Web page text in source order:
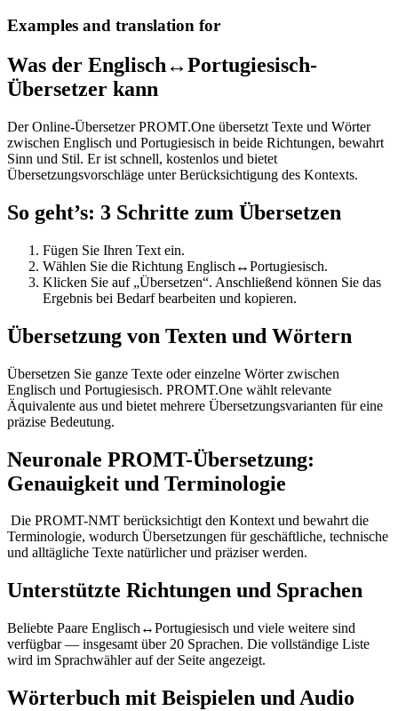
Examples and translation for
Was der Englisch↔Portugiesisch-
Übersetzer kann
Der Online-Übersetzer PROMT.One übersetzt Texte und Wörter
zwischen Englisch und Portugiesisch in beide Richtungen, bewahrt
Sinn und Stil. Er ist schnell, kostenlos und bietet
Übersetzungsvorschläge unter Berücksichtigung des Kontexts.
So geht’s: 3 Schritte zum Übersetzen
Fügen Sie Ihren Text ein.
Wählen Sie die Richtung Englisch↔Portugiesisch.
Klicken Sie auf „Übersetzen“. Anschließend können Sie das
Ergebnis bei Bedarf bearbeiten und kopieren.
Übersetzung von Texten und Wörtern
Übersetzen Sie ganze Texte oder einzelne Wörter zwischen
Englisch und Portugiesisch. PROMT.One wählt relevante
Äquivalente aus und bietet mehrere Übersetzungsvarianten für eine
präzise Bedeutung.
Neuronale PROMT-Übersetzung:
Genauigkeit und Terminologie
Die PROMT-NMT berücksichtigt den Kontext und bewahrt die
Terminologie, wodurch Übersetzungen für geschäftliche, technische
und alltägliche Texte natürlicher und präziser werden.
Unterstützte Richtungen und Sprachen
Beliebte Paare Englisch↔Portugiesisch und viele weitere sind
verfügbar — insgesamt über 20 Sprachen. Die vollständige Liste
wird im Sprachwähler auf der Seite angezeigt.
Wörterbuch mit Beispielen und Audio